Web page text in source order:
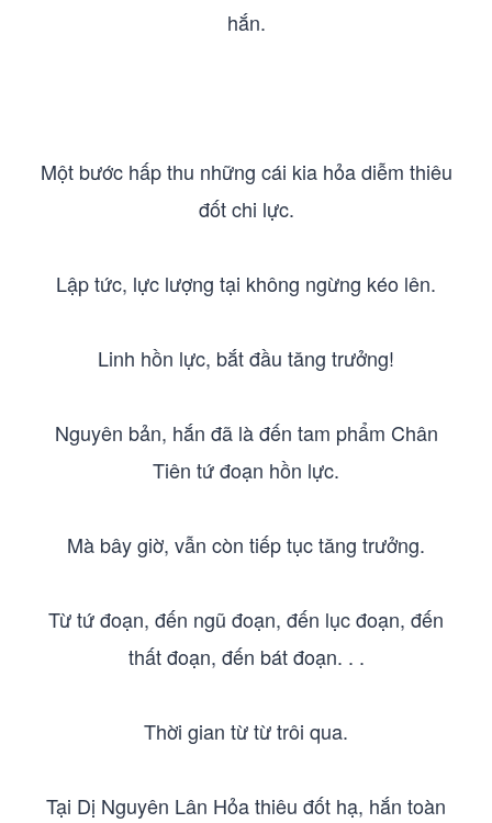
hắn.
Một bước hấp thu những cái kia hỏa diễm thiêu
đốt chi lực.
Lập tức, lực lượng tại không ngừng kéo lên.
Linh hồn lực, bắt đầu tăng trưởng!
Nguyên bản, hắn đã là đến tam phẩm Chân
Tiên tứ đoạn hồn lực.
Mà bây giờ, vẫn còn tiếp tục tăng trưởng.
Từ tứ đoạn, đến ngũ đoạn, đến lục đoạn, đến
thất đoạn, đến bát đoạn. . .
Thời gian từ từ trôi qua.
Tại Dị Nguyên Lân Hỏa thiêu đốt hạ, hắn toàn